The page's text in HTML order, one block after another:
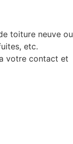
toiture neuve ou
etc.
votre contact et